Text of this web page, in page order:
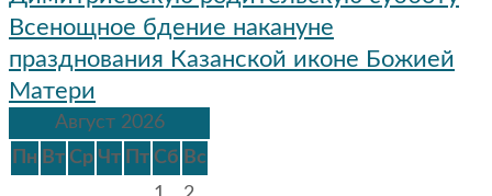
записям
Всенощное бдение накануне
празднования Казанской иконе Божией
Матери
Август 2026
Пн Вт Ср Чт Пт Сб Вс